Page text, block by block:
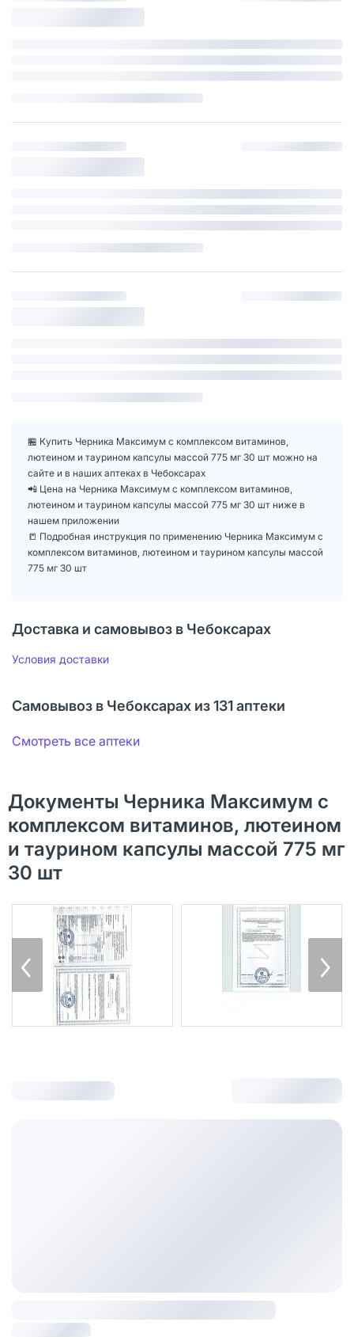
🏪 Купить Черника Максимум с комплексом витаминов,
лютеином и таурином капсулы массой 775 мг 30 шт можно на
сайте и в наших аптеках в Чебоксарах
📲 Цена на Черника Максимум с комплексом витаминов,
лютеином и таурином капсулы массой 775 мг 30 шт ниже в
нашем приложении
📒 Подробная инструкция по применению Черника Максимум с
комплексом витаминов, лютеином и таурином капсулы массой
775 мг 30 шт
Доставка и самовывоз в Чебоксарах
Условия доставки
Самовывоз в Чебоксарах из 131 аптеки
Смотреть все аптеки
Документы Черника Максимум с
комплексом витаминов, лютеином
и таурином капсулы массой 775 мг
30 шт